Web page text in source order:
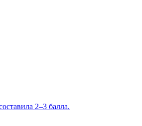
2–3 балла.